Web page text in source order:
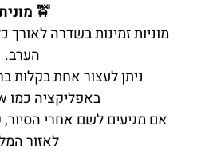
🚖
מוניות זמינות בשדרה לאורך
הערב.
ניתן לעצור אחת בקלות
באפליקציה כמו FreeNow.
אם מגיעים לשם אחרי הסיור,
לאזור